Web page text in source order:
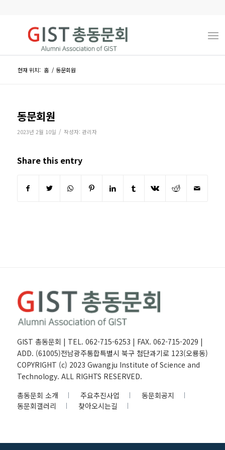
현재 위치: 홈 / 동문회원
동문회원
2023년 2월 10일 / 작성자: 관리자
Share this entry
GIST 총동문회 | TEL. 062-715-6253 | FAX. 062-715-2029 |
ADD. (61005)전남광주통합특별시 북구 첨단과기로 123(오룡동)
COPYRIGHT (c) 2023 Gwangju Institute of Science and
Technology. ALL RIGHTS RESERVED.
총동문회 소개
주요추진사업
동문회공지
동문회갤러리
찾아오시는길